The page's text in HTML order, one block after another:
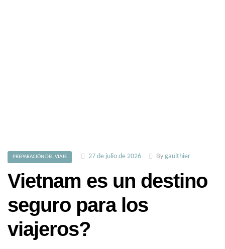
PREPARACIÓN DEL VIAJE 27 de julio de 2026 By gaulthier
Vietnam es un destino
seguro para los
viajeros?